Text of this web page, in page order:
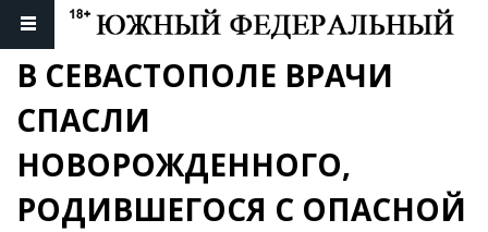
В СЕВАСТОПОЛЕ ВРАЧИ
СПАСЛИ
НОВОРОЖДЕННОГО,
РОДИВШЕГОСЯ С ОПАСНОЙ